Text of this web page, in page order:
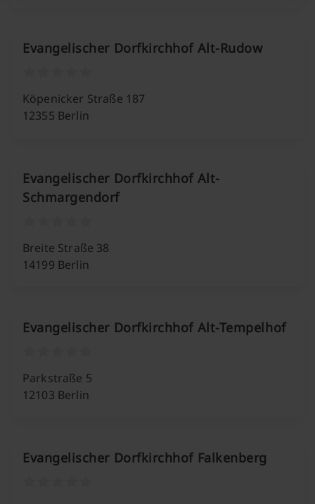
Evangelischer Dorfkirchhof Alt-Rudow
Köpenicker Straße 187
12355 Berlin
Evangelischer Dorfkirchhof Alt-
Schmargendorf
Breite Straße 38
14199 Berlin
Evangelischer Dorfkirchhof Alt-Tempelhof
Parkstraße 5
12103 Berlin
Evangelischer Dorfkirchhof Falkenberg